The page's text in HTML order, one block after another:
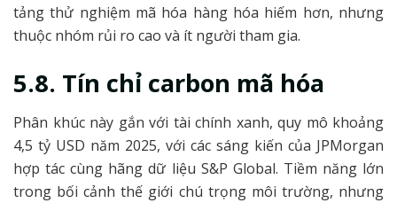
tảng thử nghiệm mã hóa hàng hóa hiếm hơn, nhưng
thuộc nhóm rủi ro cao và ít người tham gia.
5.8. Tín chỉ carbon mã hóa
Phân khúc này gắn với tài chính xanh, quy mô khoảng
4,5 tỷ USD năm 2025, với các sáng kiến của JPMorgan
hợp tác cùng hãng dữ liệu S&P Global. Tiềm năng lớn
trong bối cảnh thế giới chú trọng môi trường, nhưng